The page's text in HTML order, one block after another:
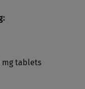
mg tablets